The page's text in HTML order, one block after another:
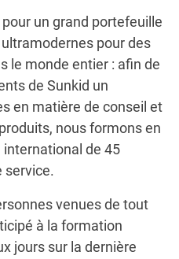
un grand portefeuille
pour des
le monde entier : afin de
de Sunkid un
en matière de conseil et
nous formons en
de 45
service.
venues de tout
à la formation
jours sur la dernière